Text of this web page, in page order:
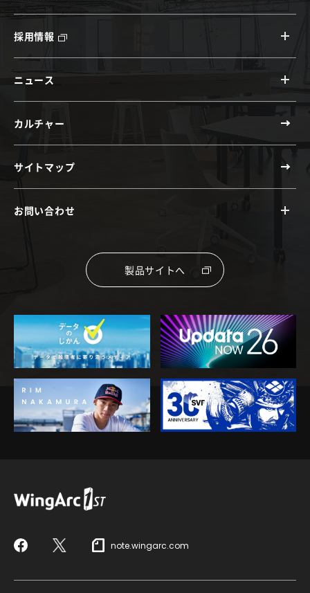
採用情報
ニュース
カルチャー
サイトマップ
お問い合わせ
製品サイトへ
FacebookX note.wingarc.com